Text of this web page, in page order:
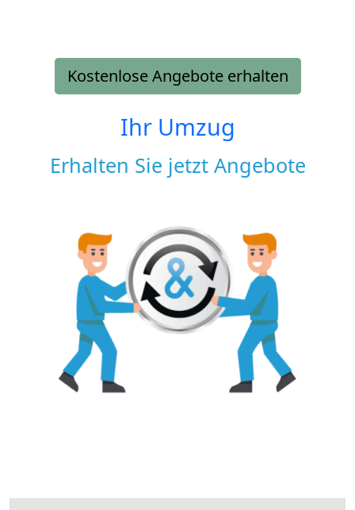
Kostenlose Angebote erhalten
Ihr Umzug
Erhalten Sie jetzt Angebote